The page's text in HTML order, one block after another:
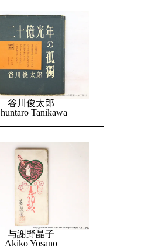
谷川俊太郎
Tanikawa
与謝野晶子
Akiko Yosano